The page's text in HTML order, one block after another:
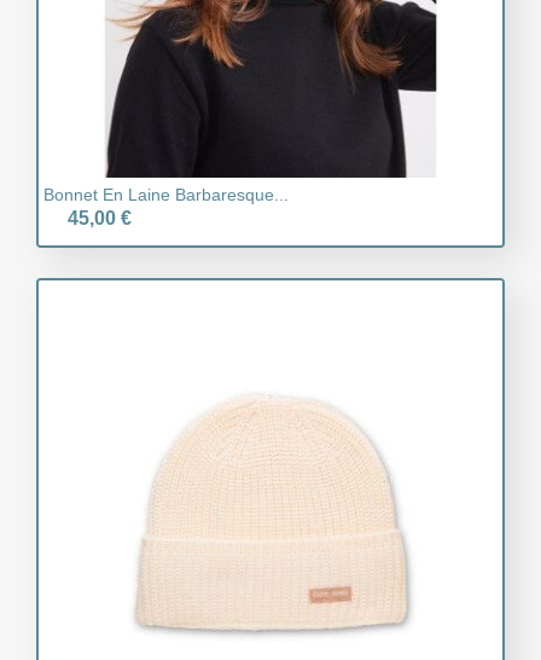
Bonnet En Laine Barbaresque...
45,00 €